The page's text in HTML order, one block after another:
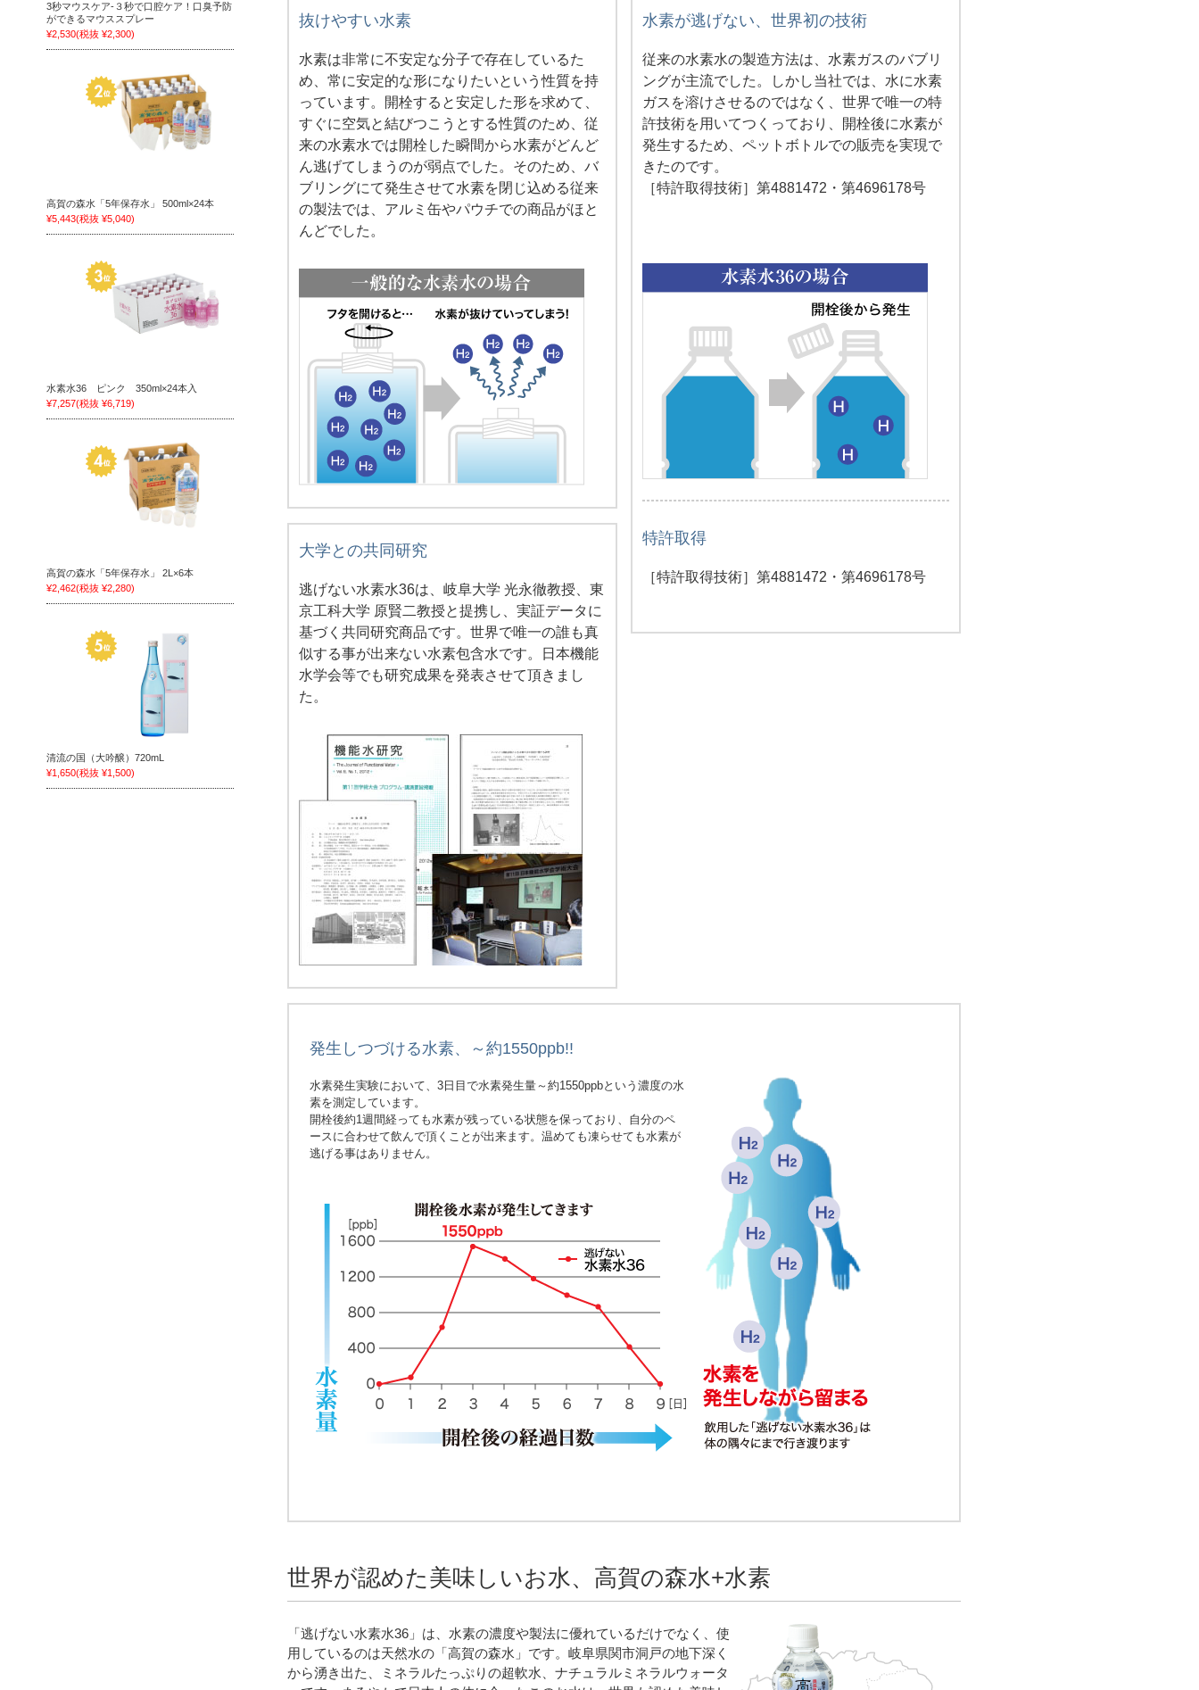
抜けやすい水素
水素は非常に不安定な分子で存在しているた
め、常に安定的な形になりたいという性質を持
っています。開栓すると安定した形を求めて、
すぐに空気と結びつこうとする性質のため、従
来の水素水では開栓した瞬間から水素がどんど
ん逃げてしまうのが弱点でした。そのため、バ
ブリングにて発生させて水素を閉じ込める従来
の製法では、アルミ缶やパウチでの商品がほと
んどでした。
大学との共同研究
逃げない水素水36は、岐阜大学 光永徹教授、東
京工科大学 原賢二教授と提携し、実証データに
基づく共同研究商品です。世界で唯一の誰も真
似する事が出来ない水素包含水です。日本機能
水学会等でも研究成果を発表させて頂きまし
た。
水素が逃げない、世界初の技術
従来の水素水の製造方法は、水素ガスのバブリ
ングが主流でした。しかし当社では、水に水素
ガスを溶けさせるのではなく、世界で唯一の特
許技術を用いてつくっており、開栓後に水素が
発生するため、ペットボトルでの販売を実現で
きたのです。
［特許取得技術］第4881472・第4696178号
特許取得
［特許取得技術］第4881472・第4696178号
発生しつづける水素、～約1550ppb!!
水素発生実験において、3日目で水素発生量～約1550ppbという濃度の水
素を測定しています。
開栓後約1週間経っても水素が残っている状態を保っており、自分のペ
ースに合わせて飲んで頂くことが出来ます。温めても凍らせても水素が
逃げる事はありません。
世界が認めた美味しいお水、高賀の森水+水素
「逃げない水素水36」は、水素の濃度や製法に優れているだけでなく、使
用しているのは天然水の「高賀の森水」です。岐阜県関市洞戸の地下深く
から湧き出た、ミネラルたっぷりの超軟水、ナチュラルミネラルウォータ
3秒マウスケア‐３秒で口腔ケア！口臭予防
ができるマウススプレー
¥2,530(税抜 ¥2,300)
高賀の森水「5年保存水」 500ml×24本
¥5,443(税抜 ¥5,040)
水素水36 ピンク 350ml×24本入
¥7,257(税抜 ¥6,719)
高賀の森水「5年保存水」 2L×6本
¥2,462(税抜 ¥2,280)
清流の国（大吟醸）720mL
¥1,650(税抜 ¥1,500)